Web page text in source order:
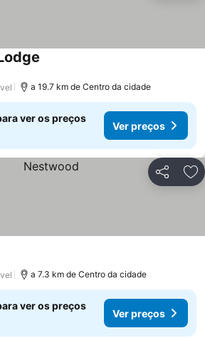
a 19.7 km de Centro da cidade
ver os preços
Ver preços
Partilhar
a 7.3 km de Centro da cidade
ver os preços
Ver preços